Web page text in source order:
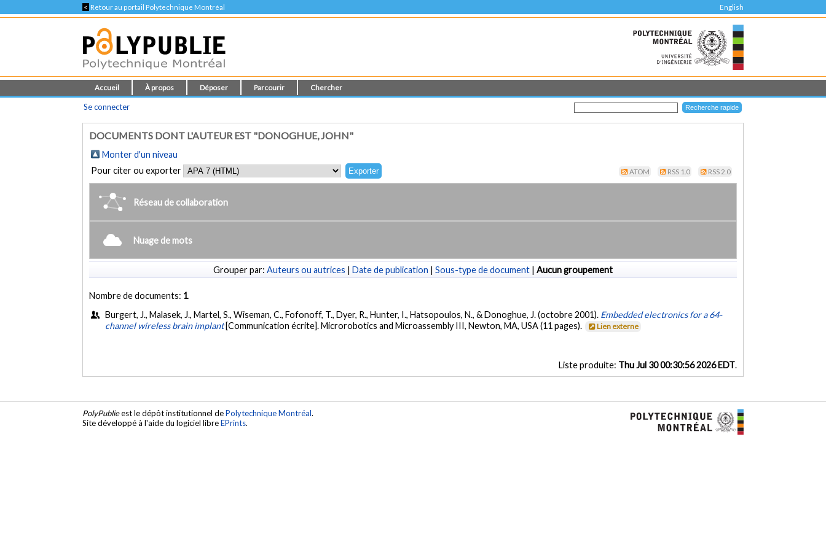
< Retour au portail Polytechnique Montréal English
Accueil À propos Déposer Parcourir Chercher
Se connecter
DOCUMENTS DONT L'AUTEUR EST "DONOGHUE, JOHN"
Monter d'un niveau
Pour citer ou exporter
ATOM RSS 1.0 RSS 2.0
Réseau de collaboration
Nuage de mots
Grouper par: Auteurs ou autrices | Date de publication | Sous-type de document | Aucun groupement
Nombre de documents: 1
Burgert, J., Malasek, J., Martel, S., Wiseman, C., Fofonoff, T., Dyer, R., Hunter, I., Hatsopoulos, N., & Donoghue, J. (octobre 2001). Embedded electronics for a 64-
channel wireless brain implant [Communication écrite]. Microrobotics and Microassembly III, Newton, MA, USA (11 pages). Lien externe
Liste produite: Thu Jul 30 00:30:56 2026 EDT.
PolyPublieest le dépôt institutionnel dePolytechnique Montréal.
Site développé à l'aide du logiciel libreEPrints.